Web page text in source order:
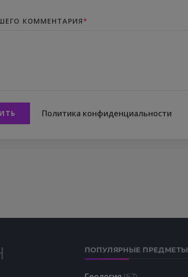
КОММЕНТАРИЯ*
Политика конфиденциальности
ПОПУЛЯРНЫЕ ПРЕДМЕТЫ